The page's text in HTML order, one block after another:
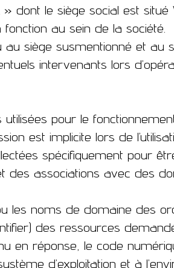
» dont le siège social est
fonction au sein de la société.
siège susmentionné et
intervenants lors
pour le
est implicite lors de
spécifiquement pour
associations avec des
les noms de domaine des
des ressources
en réponse, le code
d’exploitation et à